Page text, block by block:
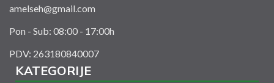
amelseh@gmail.com
Pon - Sub: 08:00 - 17:00h
PDV: 263180840007
KATEGORIJE